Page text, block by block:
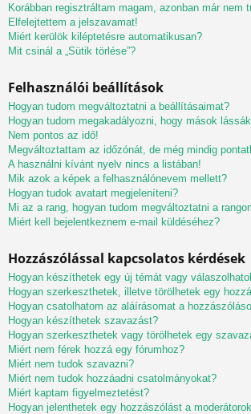
Korábban regisztráltam magam, azonban már nem
Elfelejtettem a jelszavamat!
Miért kerülök kiléptetésre automatikusan?
Mit csinál a „Sütik törlése”?
Felhasználói beállítások
Hogyan tudom megváltoztatni a beállításaimat?
Hogyan tudom megakadályozni, hogy mások
Nem pontos az idő!
Megváltoztattam az időzónát, de még mindig
A használni kívánt nyelv nincs a listában!
Mik azok a képek a felhasználónevem mellett?
Hogyan tudok avatart megjeleníteni?
Mi az a rang, hogyan tudom megváltoztatni a
Miért kell bejelentkeznem e-mail küldéséhez?
Hozzászólással kapcsolatos kérdések
Hogyan készíthetek egy új témát vagy
Hogyan szerkeszthetek, illetve törölhetek egy
Hogyan csatolhatom az aláírásomat a
Hogyan készíthetek szavazást?
Hogyan szerkeszthetek vagy törölhetek egy
Miért nem férek hozzá egy fórumhoz?
Miért nem tudok szavazni?
Miért nem tudok hozzáadni csatolmányokat?
Miért kaptam figyelmeztetést?
Hogyan jelenthetek egy hozzászólást a